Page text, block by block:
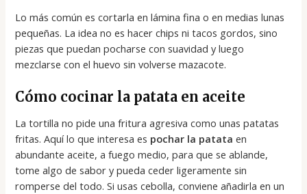
Lo más común es cortarla en lámina fina o en medias lunas
pequeñas. La idea no es hacer chips ni tacos gordos, sino
piezas que puedan pocharse con suavidad y luego
mezclarse con el huevo sin volverse mazacote.
Cómo cocinar la patata en aceite
La tortilla no pide una fritura agresiva como unas patatas
fritas. Aquí lo que interesa es pochar la patata en
abundante aceite, a fuego medio, para que se ablande,
tome algo de sabor y pueda ceder ligeramente sin
romperse del todo. Si usas cebolla, conviene añadirla en un